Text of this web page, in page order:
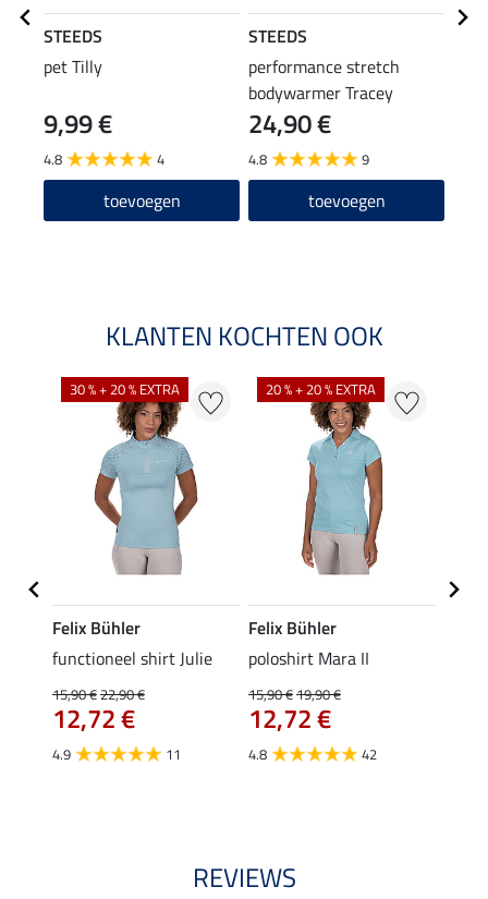
STEEDS
pet Tilly
9,99 €
4.8 4
toevoegen
STEEDS
performance stretch
bodywarmer Tracey
24,90 €
4.8 9
toevoegen
KLANTEN KOCHTEN OOK
30 % + 20 % EXTRA
Felix Bühler
functioneel shirt Julie
15,90 €22,90 €
12,72 €
4.9 11
20 % + 20 % EXTRA
Felix Bühler
poloshirt Mara II
15,90 €19,90 €
12,72 €
4.8 42
REVIEWS